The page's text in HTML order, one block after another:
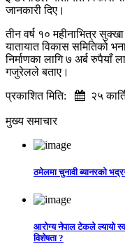
जानकारी दिए।
तीन वर्ष १० महीनाभित्र
यातायात विकास समितिको
निर्माणका लागि ७ अर्ब रुपैयाँ
गजुरेलले बताए।
प्रकाशित मिति:
२५
मुख्य समाचार
ठमेलमा चुनावी ब्यानरको
आरोग्य नेपाल टेकले ल्यायो
विशेषता ?